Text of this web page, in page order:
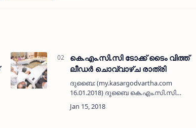
കെ.എം.സി.സി ടോക്ക് ടൈം വിത്ത്
ലീഡര്‍ ചൊവ്വാഴ്ച രാത്രി
ദുബൈ: (my.kasargodvartha.com
16.01.2018) ദുബൈ കെ.എം.സി.സി
കാസര്‍കോട് മണ്ഡലം കമ്മറ്റി
സംഘടിപ്പിക്കുന്ന ടോക്ക് ടൈം വിത്ത് ലീഡര്‍